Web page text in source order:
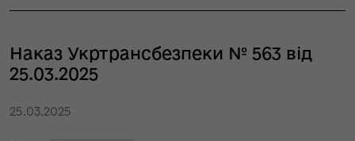
Наказ Укртрансбезпеки № 563 від
25.03.2025
25.03.2025